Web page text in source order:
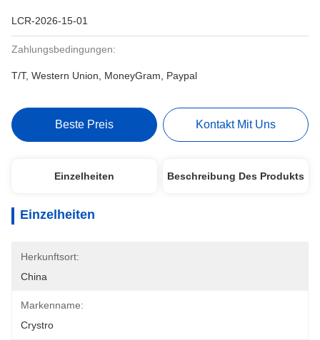
LCR-2026-15-01
Zahlungsbedingungen:
T/T, Western Union, MoneyGram, Paypal
Beste Preis Kontakt Mit Uns
Einzelheiten Beschreibung Des Produkts
Einzelheiten
Herkunftsort:
China
Markenname:
Crystro